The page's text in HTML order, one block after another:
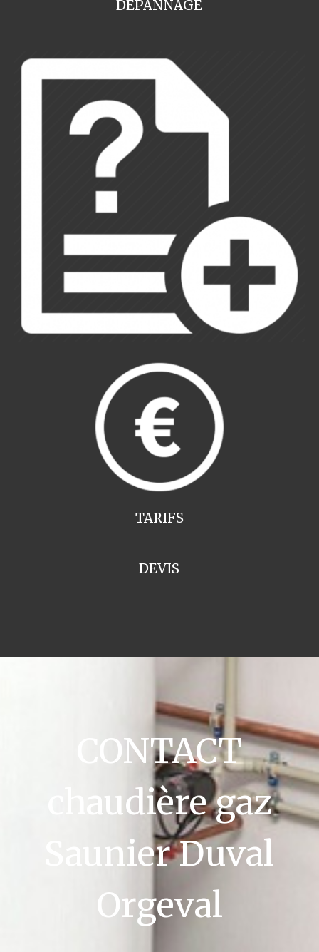
DEPANNAGE
TARIFS
DEVIS
CONTACT
chaudière gaz
Saunier Duval
Orgeval